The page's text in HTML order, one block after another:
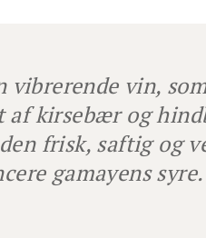
vibrerende vin,
af kirsebær og
frisk, saftig og
gamayens